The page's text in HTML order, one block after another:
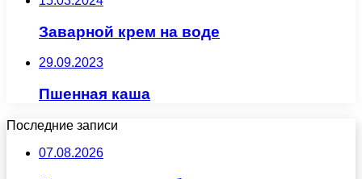
Заварной крем на воде
29.09.2023
Пшенная каша
Последние записи
07.08.2026